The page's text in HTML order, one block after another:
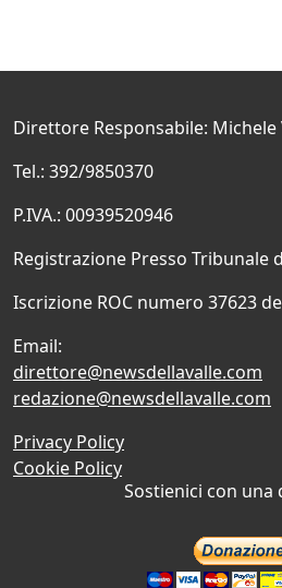
Direttore Responsabile: Michele
Tel.: 392/9850370
P.IVA.: 00939520946
Registrazione Presso Tribunale
Iscrizione ROC numero 37623
Email:
direttore@newsdellavalle.com
redazione@newsdellavalle.com
Privacy Policy
Cookie Policy
Sostienici con una